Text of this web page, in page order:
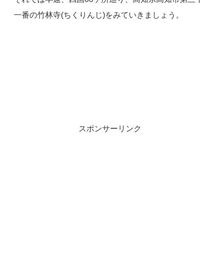
一番の竹林寺(ちくりんじ)をみていきましょう。
スポンサーリンク